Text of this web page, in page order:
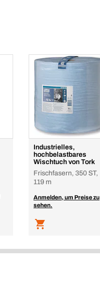
Industrielles,
hochbelastbares
Wischtuch von Tork
Frischfasern, 350 ST,
119 m
Anmelden, um Preise zu
sehen.